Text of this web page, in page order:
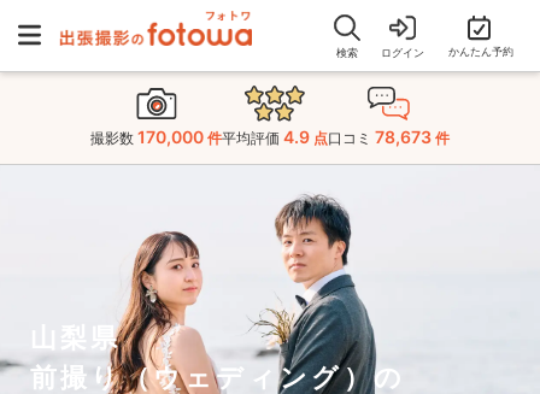
検索 ログイン かんたん予約
撮影数 170,000 件平均評価 4.9 点口コミ 78,673 件
山梨県
前撮り（ウェディング）の